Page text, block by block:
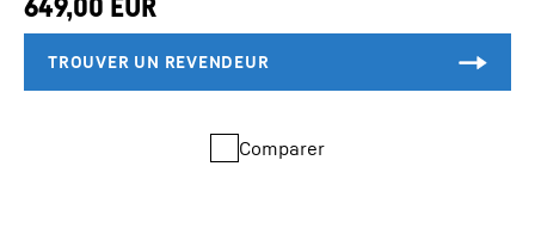
Comparer